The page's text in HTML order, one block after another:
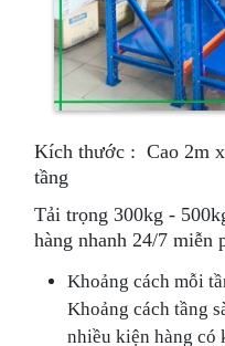
Kích thước : Cao 2m
tầng
Tải trọng 300kg -
hàng nhanh 24/7 miễn
Khoảng cách mỗi
Khoảng cách tầng
nhiều kiện hàng có